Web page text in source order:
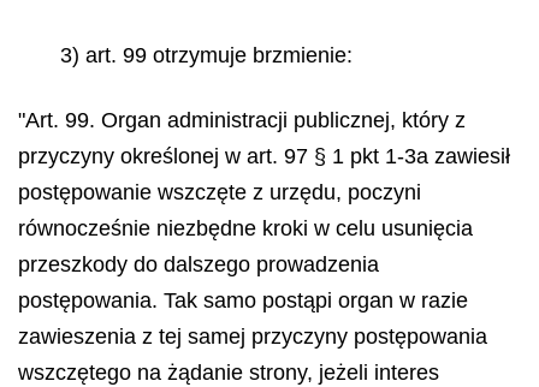
3) art. 99 otrzymuje brzmienie:
"Art. 99. Organ administracji publicznej, który z
przyczyny określonej w art. 97 § 1 pkt 1-3a zawiesił
postępowanie wszczęte z urzędu, poczyni
równocześnie niezbędne kroki w celu usunięcia
przeszkody do dalszego prowadzenia
postępowania. Tak samo postąpi organ w razie
zawieszenia z tej samej przyczyny postępowania
wszczętego na żądanie strony, jeżeli interes